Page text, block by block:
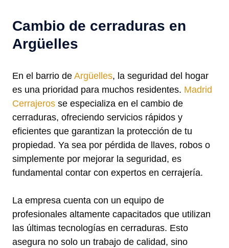
Cambio de cerraduras en
Argüelles
En el barrio de Argüelles, la seguridad del hogar
es una prioridad para muchos residentes. Madrid
Cerrajeros se especializa en el cambio de
cerraduras, ofreciendo servicios rápidos y
eficientes que garantizan la protección de tu
propiedad. Ya sea por pérdida de llaves, robos o
simplemente por mejorar la seguridad, es
fundamental contar con expertos en cerrajería.
La empresa cuenta con un equipo de
profesionales altamente capacitados que utilizan
las últimas tecnologías en cerraduras. Esto
asegura no solo un trabajo de calidad, sino